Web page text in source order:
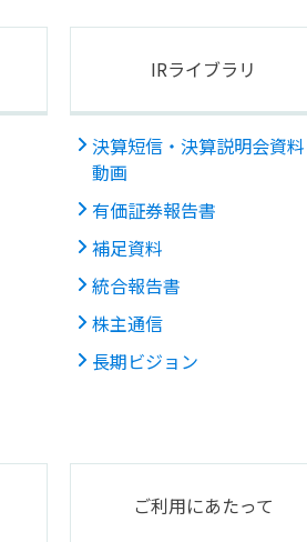
IRライブラリ
決算短信・決算説明会資
動画
有価証券報告書
補足資料
統合報告書
株主通信
長期ビジョン
ご利用にあたって